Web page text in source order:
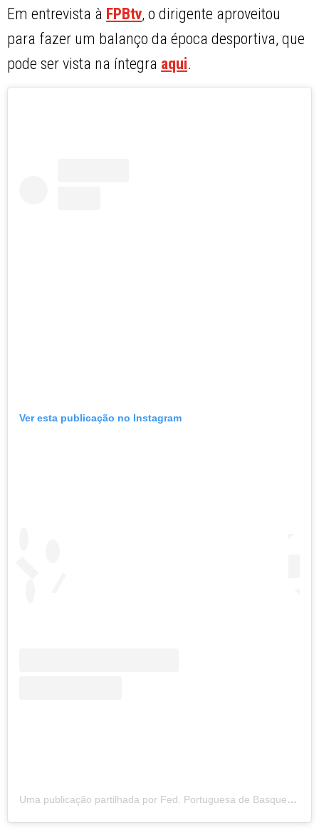
Em entrevista à FPBtv, o dirigente aproveitou
para fazer um balanço da época desportiva, que
pode ser vista na íntegra aqui.
Ver esta publicação no Instagram
Uma publicação partilhada por Fed. Portuguesa de Basquetebol (@fpbasquetebol)